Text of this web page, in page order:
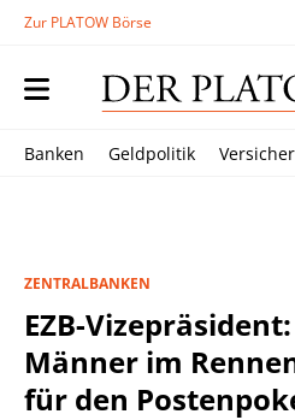
Zur PLATOW Börse
Banken Geldpolitik
ZENTRALBANKEN
EZB-
Männer im
für den